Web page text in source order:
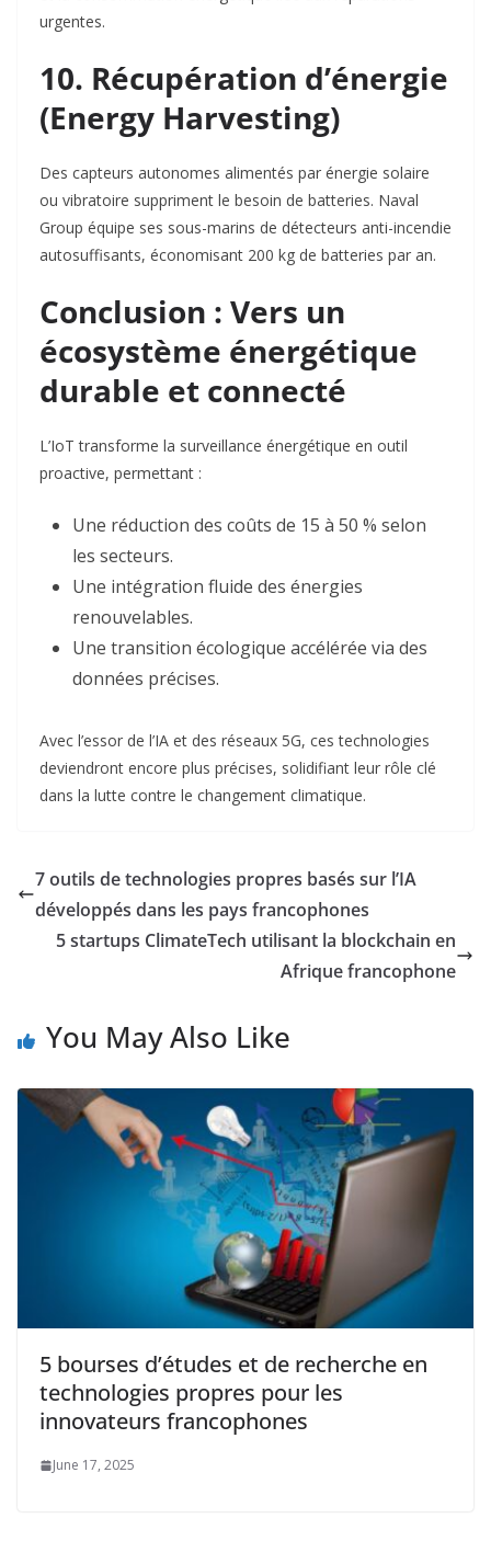
urgentes.
10. Récupération d’énergie
(Energy Harvesting)
Des capteurs autonomes alimentés par énergie solaire
ou vibratoire suppriment le besoin de batteries. Naval
Group équipe ses sous-marins de détecteurs anti-incendie
autosuffisants, économisant 200 kg de batteries par an.
Conclusion : Vers un
écosystème énergétique
durable et connecté
L’IoT transforme la surveillance énergétique en outil
proactive, permettant :
Une réduction des coûts de 15 à 50 % selon
les secteurs.
Une intégration fluide des énergies
renouvelables.
Une transition écologique accélérée via des
données précises.
Avec l’essor de l’IA et des réseaux 5G, ces technologies
deviendront encore plus précises, solidifiant leur rôle clé
dans la lutte contre le changement climatique.
7 outils de technologies propres basés sur l’IA
développés dans les pays francophones
5 startups ClimateTech utilisant la blockchain en
Afrique francophone
You May Also Like
5 bourses d’études et de recherche en
technologies propres pour les
innovateurs francophones
June 17, 2025